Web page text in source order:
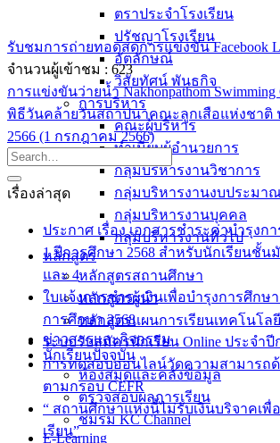
ตราประจำโรงเรียน
ปรัชญาโรงเรียน
อัตลักษณ์
วิสัยทัศน์ พันธกิจ
การบริหาร
คณะผู้บริหาร
ทำเนียบผู้อำนวยการ
กลุ่มบริหารงานวิชาการ
กลุ่มบริหารงานงบประมา
กลุ่มบริหารงานบุคคล
กลุ่มบริหารงานทั่วไป
หลักสูตร
หลักสูตรสถานศึกษา
หลักสูตรผู้นำ
หลักสูตรแผนการเรียนเทคโนโล
ข่าวสารและกิจกรรม
นักเรียนปัจจุบัน
ห้องสมุดและคลังข้อมูล
ตรวจสอบผลการเรียน
ชมรม KC Channel
E-Learning
รับชมการถ่ายทอดสดการแข่งขัน Facebook
จำนวนผู้เข้าชม : 623
การแข่งขันว่ายน้ำ Nakhonpathom Swimming
พิธีวันคล้ายวันสถาปนาคณะลูกเสือแห่งชาติ
2566 (1 กรกฎาคม 2566)
เรื่องล่าสุด
ประกาศ เรื่อง เอกสารชำระค่าบำรุงก
1 ปีการศึกษา 2568 สำหรับนักเรียนชั้น
และ 4
ใบแจ้งการชำระเงินเพื่อบำรุงการศึกษ
การศึกษา 2568
ระบบรับสมัครนักเรียน Online ประจำปี
การทดสอบออนไลน์วัดความสามารถ
ตามกรอบ CEFR
“ สถานศึกษาแห่งนี้ไม่รับเงินบริจาคเพื่
เรียน”